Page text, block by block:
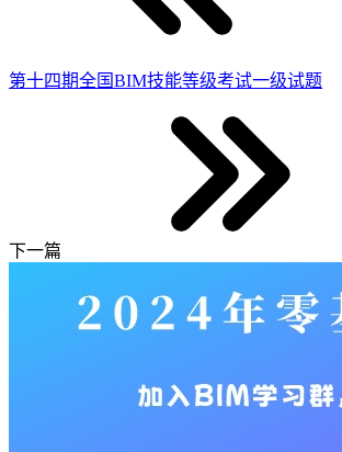
第十四期全国BIM技能等级考试一级试题
下一篇